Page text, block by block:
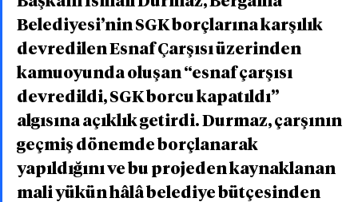
Belediyesi’nin SGK borçlarına karşılık
devredilen Esnaf Çarşısı üzerinden
kamuoyunda oluşan “esnaf çarşısı
devredildi, SGK borcu kapatıldı”
algısına açıklık getirdi. Durmaz, çarşının
geçmiş dönemde borçlanarak
yapıldığını ve bu projeden kaynaklanan
mali yükün hâlâ belediye bütçesinden